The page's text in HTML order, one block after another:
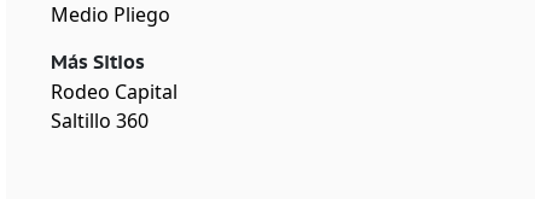
Medio Pliego
Más Sitios
Rodeo Capital
Saltillo 360